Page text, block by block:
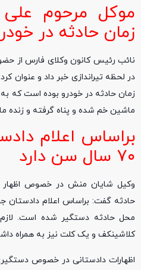
موکل مرحوم علی
زمان حادثه در
نائب رئیس کانون وکلای فارس از
در لحظه تیراندازی خبر داد و عنوان
زمان حادثه در خودرو بوده است
ماشین خم شده و پناه گرفته و زنده
براساس اعلام
۷۰ سال سن دارد
وکیل شایان منش در خصوص اظهار
محل حادثه دستگیر شده است.
کلاشینکف و یک کلت نیز به همراه
اظهارات دادستانی در خصوص